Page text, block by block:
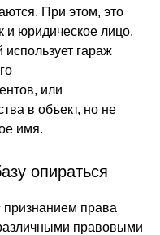
При этом, это
и юридическое лицо.
гараж
или
в объект, но не
имя.
опираться
права
правовыми